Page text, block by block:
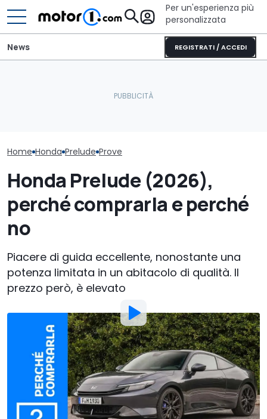
Per un'esperienza più
personalizzata
REGISTRATI / ACCEDI
News
Home Honda Prelude Prove
Honda Prelude (2026),
perché comprarla e perché
no
Piacere di guida eccellente, nonostante una
potenza limitata in un abitacolo di qualità. Il
prezzo però, è elevato
Motor1 Italy
Di: Flavio Atzori
18 Apralle01:00
Aggiungi Motor1.com alle
fonti preferite su Google